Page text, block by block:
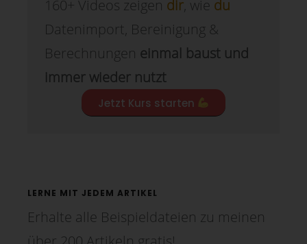
160+ Videos zeigen dir, wie du
Datenimport, Bereinigung &
Berechnungen einmal baust und
immer wieder nutzt
Jetzt Kurs starten
LERNE MIT JEDEM ARTIKEL
Erhalte alle Beispieldateien zu meinen